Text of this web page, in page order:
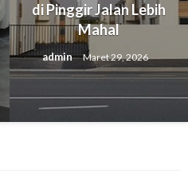
di Pinggir Jalan Lebih
Mahal
admin Maret 29, 2026